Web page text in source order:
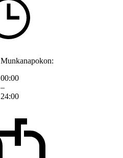
Munkanapokon:
00:00
–
24:00